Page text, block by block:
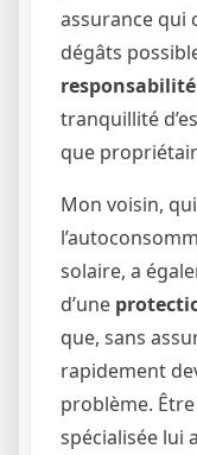
assurance qui
dégâts
tranquillité
que
Mon voisin,
solaire, a
d’une
que, sans
rapidement
problème.
spécialisée lui